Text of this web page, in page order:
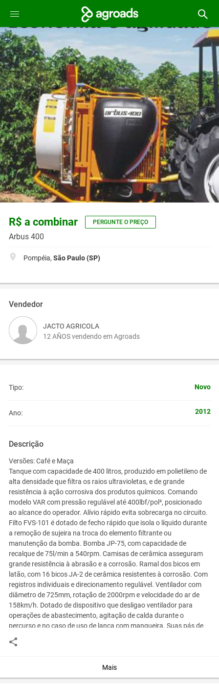
R$ a combinar PERGUNTE O PREÇO
Arbus 400
Pompéia, São Paulo (SP)
Vendedor
JACTO AGRICOLA
12 AÑOS vendendo em Agroads
Tipo: Novo
Ano: 2012
Descrição
Versões: Café e Maça
Tanque com capacidade de 400 litros, produzido em polietileno de
alta densidade que filtra os raios ultravioletas, e de grande
resistência à ação corrosiva dos produtos químicos. Comando
modelo VAR com pressão regulável até 400lbf/pol², posicionado
ao alcance do operador. Alívio rápido evita sobrecarga no circuito.
Filto FVS-101 é dotado de fecho rápido que isola o líquido durante
a remoção de sujeira na troca do elemento filtrante ou
manutenção da bomba. Bomba JP-75, com capacidade de
recalque de 75l/min a 540rpm. Camisas de cerâmica asseguram
grande resistência à abrasão e a corrosão. Ramal dos bicos em
latão, com 16 bicos JA-2 de cerâmica resistentes à corrosão. Com
registros individuais e direcionamento regulável. Ventilador com
diâmetro de 725mm, rotação de 2000rpm e velocidade do ar de
158km/h. Dotado de dispositivo que desligao ventilador para
operações de abastecimento, agitação de calda durante o
percurso e no caso de uso de lança com mangueira. Suas pás de
nailon são reforçadas com fibra de vidro que as tornam bem
resistentes à ação corrosiva dos defensivos.
Peso - 290kg
Mais